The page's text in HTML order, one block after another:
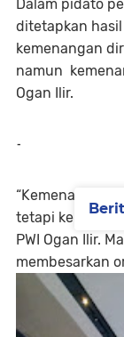
Dalam pidato
ditetapkan hasil
kemenangan
namun
Ogan Ilir.
-
“Kemenangan
tetapi
PWI Ogan Ilir.
membesarkan